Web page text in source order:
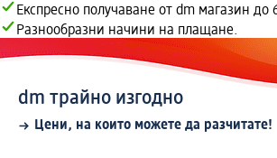
Експресно получаване от dm магазин до
Разнообразни начини на плащане.
dm трайно изгодно
Цени, на които можете да разчитате!